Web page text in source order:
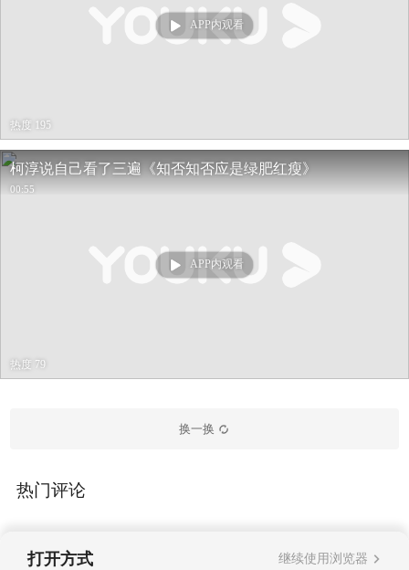
APP内观看
热度 195
柯淳说自己看了三遍《知否知否应是绿肥红瘦》
00:55
APP内观看
热度 79
换一换
热门评论
打开方式 继续使用浏览器